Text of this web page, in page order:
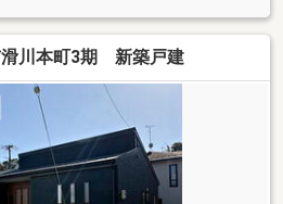
滑川本町3期 新築戸建